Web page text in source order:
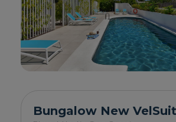
Bungalow New